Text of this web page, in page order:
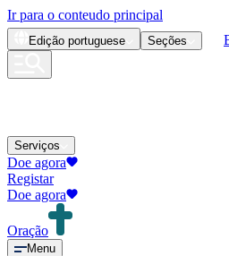
Ir para o conteudo principal
Edição portuguese Seções
Serviços
Doe agora
Registar
Doe agora
Oração
Menu